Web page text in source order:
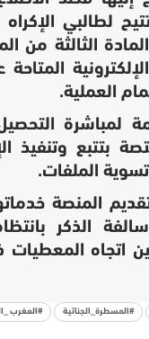
لطالبي الإكراه
المادة الثالثة من
العملية.
لمباشرة
بتتبع وتنفيذ
الملفات.
المنصة
الذكر
اتجاه
#المسطرة_الجنائية #المغرب